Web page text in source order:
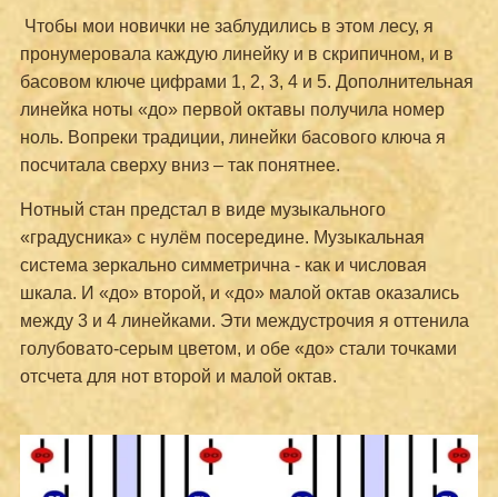
Чтобы мои новички не заблудились в этом лесу, я
пронумеровала каждую линейку и в скрипичном, и в
басовом ключе цифрами 1, 2, 3, 4 и 5. Дополнительная
линейка ноты «до» первой октавы получила номер
ноль. Вопреки традиции, линейки басового ключа я
посчитала сверху вниз – так понятнее.
Нотный стан предстал в виде музыкального
«градусника» с нулём посередине. Музыкальная
система зеркально симметрична - как и числовая
шкала. И «до» второй, и «до» малой октав оказались
между 3 и 4 линейками. Эти междустрочия я оттенила
голубовато-серым цветом, и обе «до» стали точками
отсчета для нот второй и малой октав.